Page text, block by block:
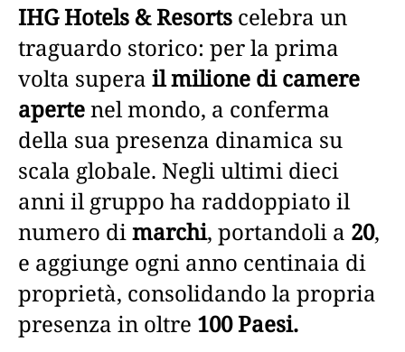
IHG Hotels & Resorts celebra un
traguardo storico: per la prima
volta supera il milione di camere
apertenel mondo, a conferma
della sua presenza dinamica su
scala globale. Negli ultimi dieci
anni il gruppo ha raddoppiato il
numero dimarchi, portandoli a 20,
e aggiunge ogni anno centinaia di
proprietà, consolidando la propria
presenza in oltre 100 Paesi.